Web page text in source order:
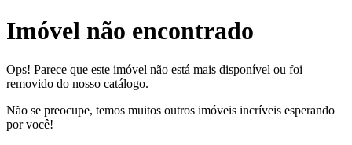
Imóvel não encontrado
Ops! Parece que este imóvel não está mais disponível ou foi
removido do nosso catálogo.
Não se preocupe, temos muitos outros imóveis incríveis esperando
por você!